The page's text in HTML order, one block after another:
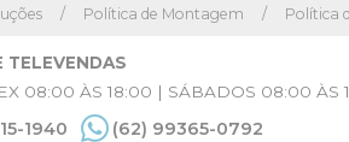
Política
/
Política de Montagem
/
TELEVENDAS
08:00 ÀS 18:00 | SÁBADOS 08:00 ÀS
1940 (62) 99365-0792